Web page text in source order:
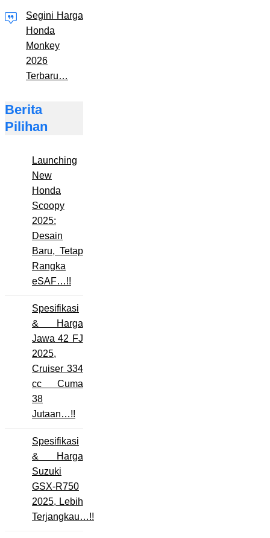
Segini Harga
Honda
Monkey
2026
Terbaru…
Berita
Pilihan
Launching
New
Honda
Scoopy
2025:
Desain
Baru, Tetap
Rangka
eSAF…!!
Spesifikasi
& Harga
Jawa 42 FJ
2025,
Cruiser 334
cc Cuma
38
Jutaan…!!
Spesifikasi
& Harga
Suzuki
GSX-R750
2025, Lebih
Terjangkau…!!